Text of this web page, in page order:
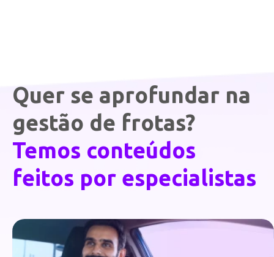
Quer se aprofundar na
gestão de frotas?
Temos conteúdos
feitos por especialistas